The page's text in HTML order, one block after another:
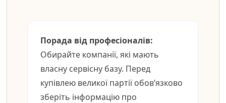
Порада від професіоналів:
Обирайте компанії, які мають
власну сервісну базу. Перед
купівлею великої партії обов’язково
зберіть інформацію про